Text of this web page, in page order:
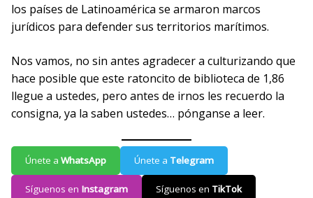
los países de Latinoamérica se armaron marcos
jurídicos para defender sus territorios marítimos.
Nos vamos, no sin antes agradecer a culturizando que
hace posible que este ratoncito de biblioteca de 1,86
llegue a ustedes, pero antes de irnos les recuerdo la
consigna, ya la saben ustedes… pónganse a leer.
Únete a WhatsApp Únete a Telegram
Síguenos en Instagram Síguenos en TikTok